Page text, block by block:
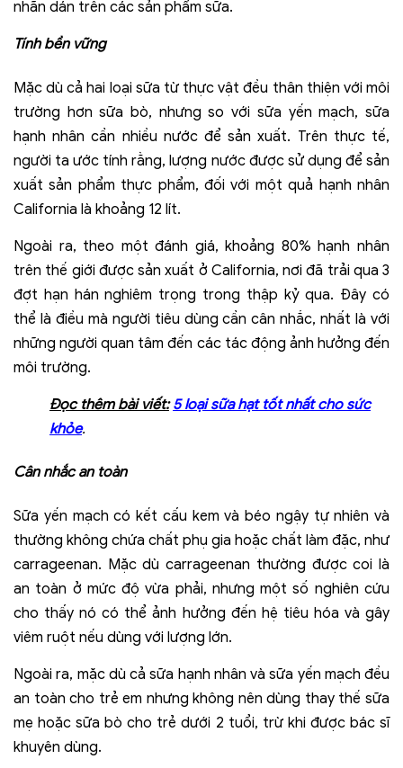
nhãn dán trên các sản phẩm sữa.
Tính bền vững
Mặc dù cả hai loại sữa từ thực vật đều thân thiện với môi
trường hơn sữa bò, nhưng so với sữa yến mạch, sữa
hạnh nhân cần nhiều nước để sản xuất. Trên thực tế,
người ta ước tính rằng, lượng nước được sử dụng để sản
xuất sản phẩm thực phẩm, đối với một quả hạnh nhân
California là khoảng 12 lít.
Ngoài ra, theo một đánh giá, khoảng 80% hạnh nhân
trên thế giới được sản xuất ở California, nơi đã trải qua 3
đợt hạn hán nghiêm trọng trong thập kỷ qua. Đây có
thể là điều mà người tiêu dùng cần cân nhắc, nhất là với
những người quan tâm đến các tác động ảnh hưởng đến
môi trường.
Đọc thêm bài viết: 5 loại sữa hạt tốt nhất cho sức
khỏe.
Cân nhắc an toàn
Sữa yến mạch có kết cấu kem và béo ngậy tự nhiên và
thường không chứa chất phụ gia hoặc chất làm đặc, như
carrageenan. Mặc dù carrageenan thường được coi là
an toàn ở mức độ vừa phải, nhưng một số nghiên cứu
cho thấy nó có thể ảnh hưởng đến hệ tiêu hóa và gây
viêm ruột nếu dùng với lượng lớn.
Ngoài ra, mặc dù cả sữa hạnh nhân và sữa yến mạch đều
an toàn cho trẻ em nhưng không nên dùng thay thế sữa
mẹ hoặc sữa bò cho trẻ dưới 2 tuổi, trừ khi được bác sĩ
khuyên dùng.